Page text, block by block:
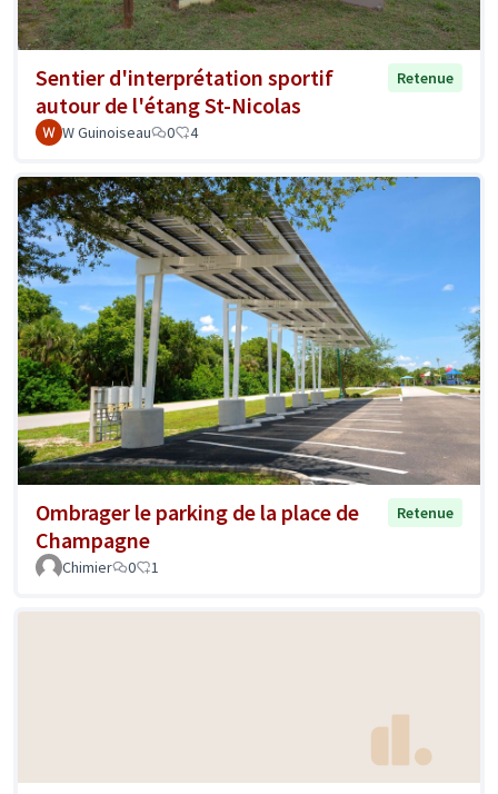
Sentier d'interprétation sportif
autour de l'étang St-Nicolas
Retenue
W Guinoiseau 0 4
Ombrager le parking de la place de
Champagne
Retenue
Chimier 0 1